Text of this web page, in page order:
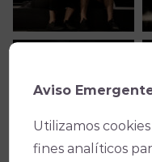
Aviso
Utilizamos
fines analíticos